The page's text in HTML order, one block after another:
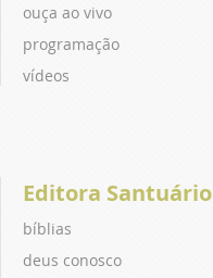
ouça ao vivo
programação
vídeos
Editora Santuário
bíblias
deus conosco